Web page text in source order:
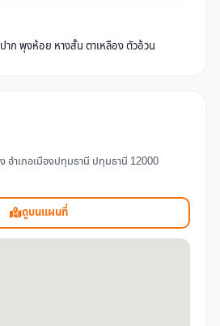
ก พุงห้อย หางสั้น ตาเหลือง ตัวอ้วน
อำเภอเมืองปทุมธานี ปทุมธานี 12000
ดูบนแผนที่